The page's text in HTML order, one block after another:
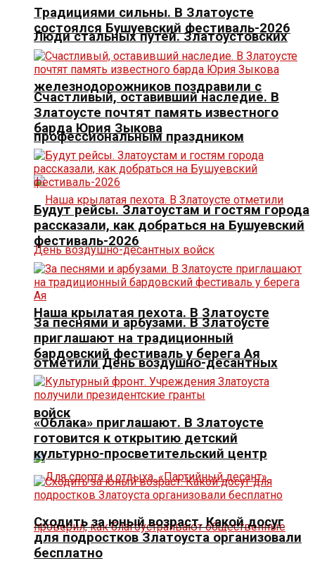
Люди стальных путей. Златоустовских
железнодорожников поздравили с
профессиональным праздником
Наша крылатая пехота. В Златоусте
отметили День воздушно-десантных
войск
Традициями сильны. В Златоусте
состоялся Бушуевский фестиваль-2026
Счастливый, оставивший наследие. В
Златоусте почтят память известного
барда Юрия Зыкова
Будут рейсы. Златоустам и гостям города
рассказали, как добраться на Бушуевский
фестиваль-2026
За песнями и арбузами. В Златоусте
приглашают на традиционный
бардовский фестиваль у берега Ая
«Облака» приглашают. В Златоусте
готовится к открытию детский
культурно-просветительский центр
Сходить за юный возраст. Какой досуг
для подростков Златоуста организовали
бесплатно